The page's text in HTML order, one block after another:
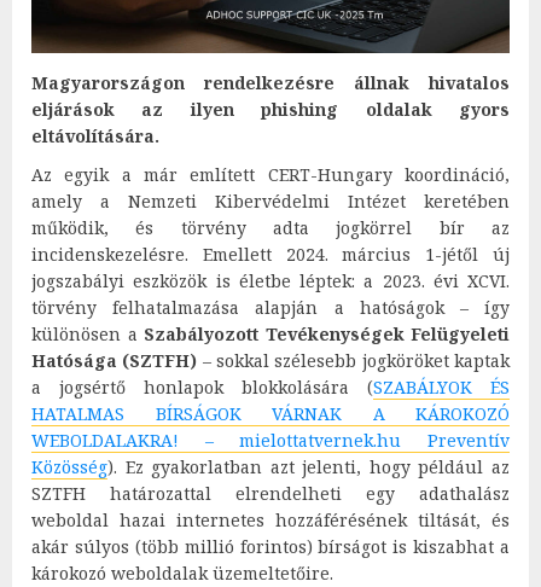
Magyarországon rendelkezésre állnak hivatalos
eljárások az ilyen phishing oldalak gyors
eltávolítására.
Az egyik a már említett CERT-Hungary koordináció,
amely a Nemzeti Kibervédelmi Intézet keretében
működik, és törvény adta jogkörrel bír az
incidenskezelésre. Emellett 2024. március 1-jétől új
jogszabályi eszközök is életbe léptek: a 2023. évi XCVI.
törvény felhatalmazása alapján a hatóságok – így
különösen a Szabályozott Tevékenységek Felügyeleti
Hatósága (SZTFH) – sokkal szélesebb jogköröket kaptak
a jogsértő honlapok blokkolására (SZABÁLYOK ÉS
HATALMAS BÍRSÁGOK VÁRNAK A KÁROKOZÓ
WEBOLDALAKRA! – mielottatvernek.hu Preventív
Közösség). Ez gyakorlatban azt jelenti, hogy például az
SZTFH határozattal elrendelheti egy adathalász
weboldal hazai internetes hozzáférésének tiltását, és
akár súlyos (több millió forintos) bírságot is kiszabhat a
károkozó weboldalak üzemeltetőire.